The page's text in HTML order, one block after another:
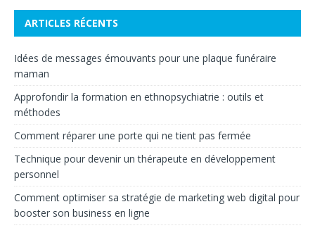
ARTICLES RÉCENTS
Idées de messages émouvants pour une plaque funéraire
maman
Approfondir la formation en ethnopsychiatrie : outils et
méthodes
Comment réparer une porte qui ne tient pas fermée
Technique pour devenir un thérapeute en développement
personnel
Comment optimiser sa stratégie de marketing web digital pour
booster son business en ligne